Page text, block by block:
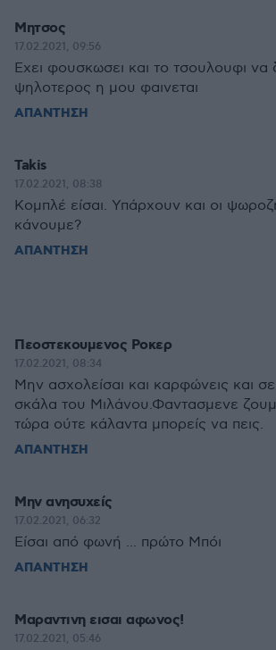
Μητσος
17.02.2021, 09:56
Εχει φουσκωσει και το τσουλουφι να
ψηλοτερος η μου φαινεται
ΑΠΑΝΤΗΣΗ
Takis
17.02.2021, 08:38
Κομπλέ είσαι. Υπάρχουν και οι
κάνουμε?
ΑΠΑΝΤΗΣΗ
Πεοστεκουμενος Ροκερ
17.02.2021, 08:34
Μην ασχολείσαι και καρφώνεις και
σκάλα του Μιλάνου.Φαντασμενε
τώρα ούτε κάλαντα μπορείς να πεις.
ΑΠΑΝΤΗΣΗ
Μην ανησυχείς
17.02.2021, 06:32
Είσαι από φωνή ... πρώτο Μπόι
ΑΠΑΝΤΗΣΗ
Μαραντινη εισαι αφωνος!
17.02.2021, 05:46